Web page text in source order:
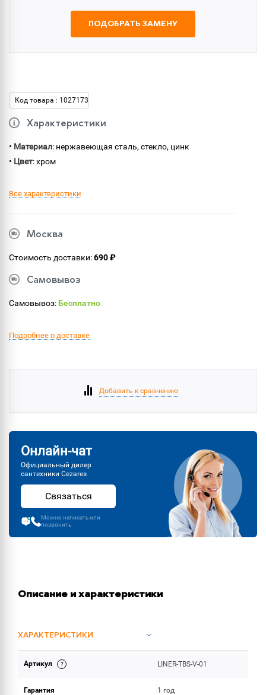
ПОДОБРАТЬ ЗАМЕНУ
Код товара : 1027173
Характеристики
• Материал: нержавеющая сталь, стекло, цинк
• Цвет: хром
Все характеристики
Москва
Стоимость доставки:690 ₽
Самовывоз
Самовывоз:Бесплатно
Подробнее о доставке
Добавить к сравнению
Онлайн-чат
Официальный дилер
сантехники Cezares
Связаться
Можно написать или
позвонить
Описание и характеристики
ХАРАКТЕРИСТИКИ
ОБЪЕМ ПОСТАВКИ
Артикул LINER-TBS-V-01
Гарантия 1 год